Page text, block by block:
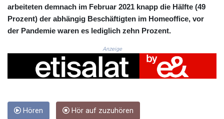
ETB 185.968128
FJD 2.552089
FKP 0.856077
GBP 0.85641
GEL 3.013725
GGP 0.856077
GHS 13.524239
GIP 0.856077
GNF 10118.69464
GTQ 8.791437
arbeiteten demnach im Februar 2021 knapp die Hälfte (49
Prozent) der abhängig Beschäftigten im Homeoffice, vor
der Pandemie waren es lediglich zehn Prozent.
Anzeige
Hören Hör auf zuzuhören